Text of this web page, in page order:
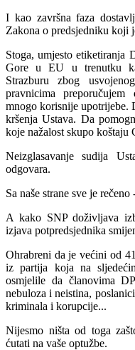
I kao završna faza
Zakona o predsjedniku koji
Stoga, umjesto etiketiranja
Gore u EU u trenutku
Strazburu zbog
pravnicima
mnogo korisnije upotrijebe.
kršenja Ustava. Da
koje nažalost skupo koštaju
Neizglasavanje sudija
odgovara.
Sa naše strane sve je
A kako SNP doživljava
izjava potpredsjednika
Ohrabreni da je većini od
iz partija koja na
osmjelile da članovima
nebuloza i neistina,
kriminala i korupcije...
Nijesmo ništa od toga
ćutati na vaše optužbe.